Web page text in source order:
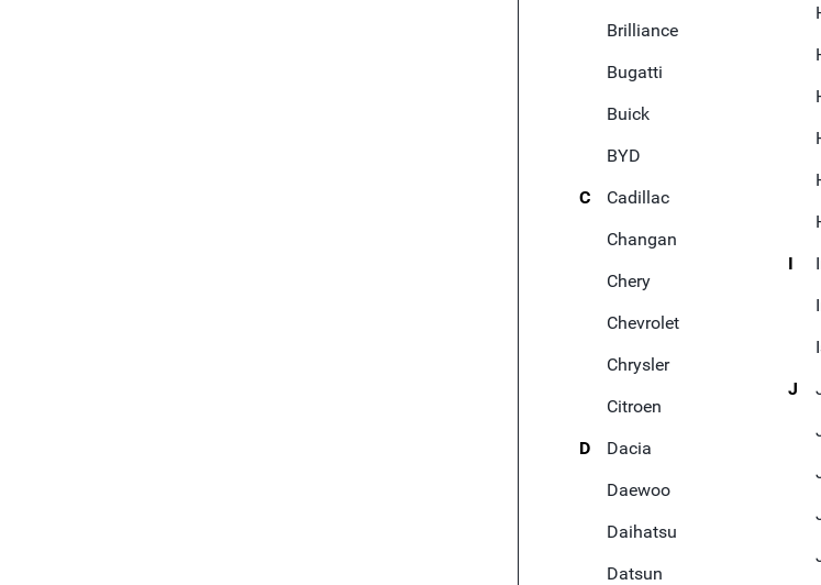
Brilliance
Bugatti
Buick
BYD
C
Cadillac
Changan
Chery
Chevrolet
Chrysler
Citroen
D
Dacia
Daewoo
Daihatsu
Datsun
I
J